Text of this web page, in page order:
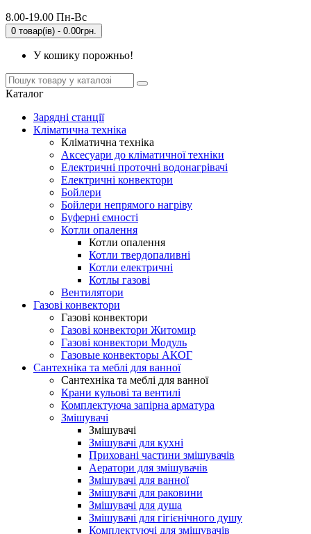
8.00-19.00 Пн-Вс
0 товар(ів) - 0.00грн.
У кошику порожньо!
Каталог
Зарядні станції
Кліматична техніка
Кліматична техніка
Аксесуари до кліматичної техніки
Електричні проточні водонагрівачі
Електричні конвектори
Бойлери
Бойлери непрямого нагріву
Буферні ємності
Котли опалення
Котли опалення
Котли твердопаливні
Котли електричні
Котлы газові
Вентилятори
Газові конвектори
Газові конвектори
Газові конвектори Житомир
Газові конвектори Модуль
Газовые конвекторы АКОГ
Сантехніка та меблі для ванної
Сантехніка та меблі для ванної
Крани кульові та вентилі
Комплектуюча запірна арматура
Змішувачі
Змішувачі
Змішувачі для кухні
Приховані частини змішувачів
Аератори для змішувачів
Змішувачі для ванної
Змішувачі для раковини
Змішувачі для душа
Змішувачі для гігієнічного душу
Комплектуючі для змішувачів